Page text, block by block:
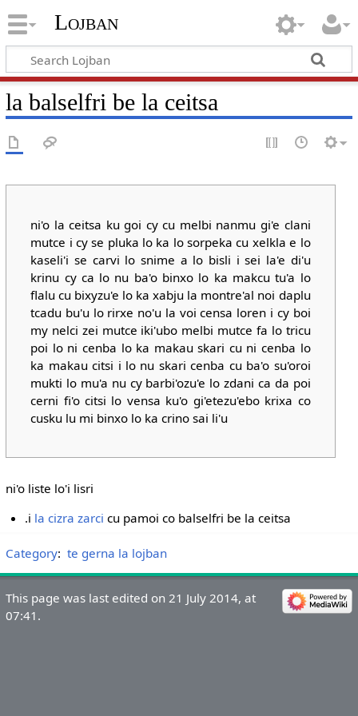
Lojban
la balselfri be la ceitsa
ni'o la ceitsa ku goi cy cu melbi nanmu gi'e clani
mutce i cy se pluka lo ka lo sorpeka cu xelkla e lo
kaseli'i se carvi lo snime a lo bisli i sei la'e di'u
krinu cy ca lo nu ba'o binxo lo ka makcu tu'a lo
flalu cu bixyzu'e lo ka xabju la montre'al noi daplu
tcadu bu'u lo rirxe no'u la voi censa loren i cy boi
my nelci zei mutce iki'ubo melbi mutce fa lo tricu
poi lo ni cenba lo ka makau skari cu ni cenba lo
ka makau citsi i lo nu skari cenba cu ba'o su'oroi
mukti lo mu'a nu cy barbi'ozu'e lo zdani ca da poi
cerni fi'o citsi lo vensa ku'o gi'etezu'ebo krixa co
cusku lu mi binxo lo ka crino sai li'u
ni'o liste lo'i lisri
.i la cizra zarci cu pamoi co balselfri be la ceitsa
Category: te gerna la lojban
This page was last edited on 21 July 2014, at
07:41.